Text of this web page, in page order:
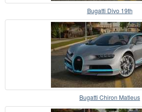
Bugatti Divo 19th
Bugatti Chiron Matleus